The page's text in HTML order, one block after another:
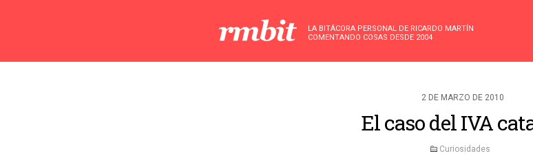
LA BITÁCORA PERSONAL DE RICARDO MARTÍN
COMENTANDO COSAS DESDE 2004
2 DE MARZO DE 2010
El caso del IVA
Curiosidades